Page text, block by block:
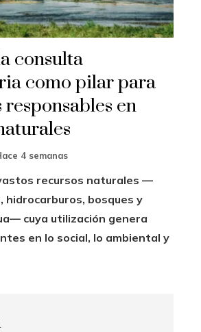
consulta
como pilar para
en
4 semanas
recursos naturales —
hidrocarburos, bosques y
cuya utilización genera
en lo social, lo ambiental y